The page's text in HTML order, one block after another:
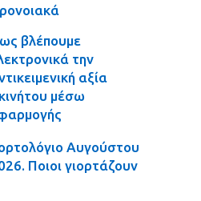
βλέπουμε
την
αξία
μέσω
Αυγούστου
Ποιοι γιορτάζουν